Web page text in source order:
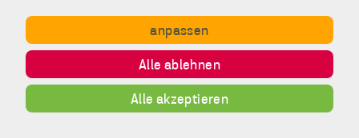
Copyright © Gemeinde Nordharz - 01|2021 - All rights reserved.
Datenschutz Disclaimer
Inhalt
anpassen
Alle ablehnen
Alle akzeptieren
stellen können.
Sie werden nicht
eingesetzt, um
Informationen
über Sie für
andere Zwecke
wie Marketing